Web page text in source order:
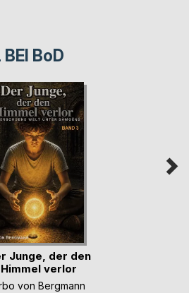
BoD
Junge, der den
Himmel verlor
von Bergmann